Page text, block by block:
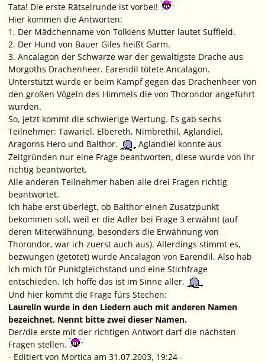
Tata! Die erste Rätselrunde ist vorbei!
Hier kommen die Antworten:
1. Der Mädchenname von Tolkiens Mutter lautet Suffield.
2. Der Hund von Bauer Giles heißt Garm.
3. Ancalagon der Schwarze war der gewaltigste Drache aus
Morgoths Drachenheer. Earendil tötete Ancalagon.
Unterstützt wurde er beim Kampf gegen das Drachenheer von
den großen Vögeln des Himmels die von Thorondor angeführt
wurden.
So, jetzt kommt die schwierige Wertung. Es gab sechs
Teilnehmer: Tawariel, Elbereth, Nimbrethil, Aglandiel,
Aragorns Hero und Balthor.
Aglandiel konnte aus
Zeitgründen nur eine Frage beantworten, diese wurde von ihr
richtig beantwortet.
Alle anderen Teilnehmer haben alle drei Fragen richtig
beantwortet.
Ich habe erst überlegt, ob Balthor einen Zusatzpunkt
bekommen soll, weil er die Adler bei Frage 3 erwähnt (auf
deren Miterwähnung, besonders die Erwähnung von
Thorondor, war ich zuerst auch aus). Allerdings stimmt es,
bezwungen (getötet) wurde Ancalagon von Earendil. Also hab
ich mich für Punktgleichstand und eine Stichfrage
entschieden. Ich hoffe das ist im Sinne aller.
Und hier kommt die Frage fürs Stechen:
Laurelin wurde in den Liedern auch mit anderen Namen
bezeichnet. Nennt bitte zwei dieser Namen.
Der/die erste mit der richtigen Antwort darf die nächsten
Fragen stellen.
- Editiert von Mortica am 31.07.2003, 19:24 -